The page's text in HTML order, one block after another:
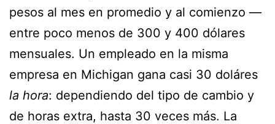
pesos al mes en promedio y al comienzo —
entre poco menos de 300 y 400 dólares
mensuales. Un empleado en la misma
empresa en Michigan gana casi 30 doláres
la hora: dependiendo del tipo de cambio y
de horas extra, hasta 30 veces más. La